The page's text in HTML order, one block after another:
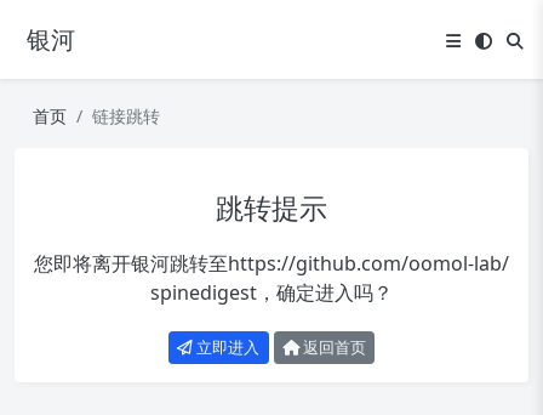
银河
首页 链接跳转
跳转提示
您即将离开银河跳转至https://github.com/oomol-lab/
spinedigest ，确定进入吗？
立即进入 返回首页